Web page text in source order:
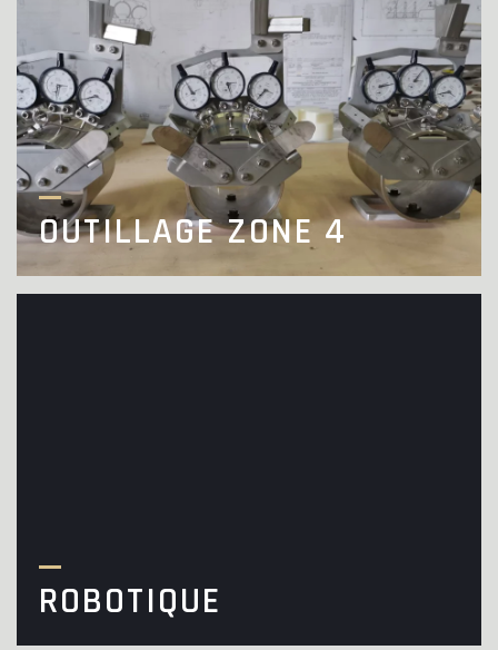
OUTILLAGE ZONE 4
ROBOTIQUE